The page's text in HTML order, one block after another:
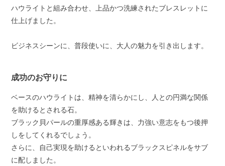
ハウライトと組み合わせ、上品かつ洗練されたブレスレットに
仕上げました。
ビジネスシーンに、普段使いに、大人の魅力を引き出します。
成功のお守りに
ベースのハウライトは、精神を清らかにし、人との円満な関係
を助けるとされる石。
ブラック貝パールの重厚感ある輝きは、力強い意志をもつ後押
しをしてくれるでしょう。
さらに、自己実現を助けるといわれるブラックスピネルをサブ
に配しました。